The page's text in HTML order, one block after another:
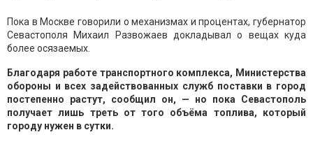
Пока в Москве говорили о механизмах и процентах, губернатор
Севастополя Михаил Развожаев докладывал о вещах куда
более осязаемых.
Благодаря работе транспортного комплекса, Министерства
обороны и всех задействованных служб поставки в город
постепенно растут, сообщил он, — но пока Севастополь
получает лишь треть от того объёма топлива, который
городу нужен в сутки.